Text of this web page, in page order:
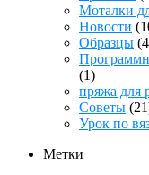
Моталки
Новости
Образцы
(1)
пряжа для
Советы
Урок по
Метки